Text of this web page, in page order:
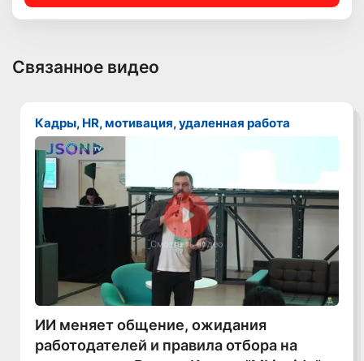
Связанное видео
Кадры, HR, мотивация, удаленная работа
Смотреть видео
ИИ меняет общение, ожидания
работодателей и правила отбора на